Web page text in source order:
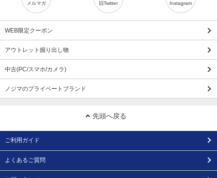
メルマガ 旧Twitter Instagram
WEB限定クーポン
アウトレット掘り出し物
中古(PC/スマホ/カメラ)
ノジマのプライベートブランド
先頭へ戻る
ご利用ガイド
よくあるご質問